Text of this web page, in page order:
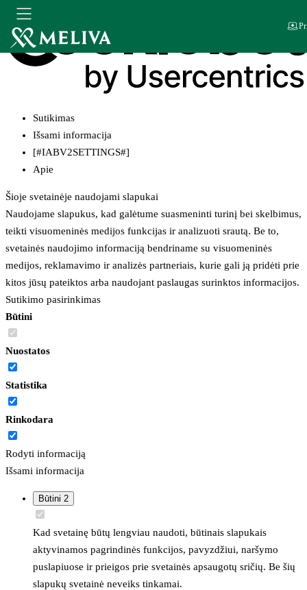
Sutikimas
Išsami informacija
[#IABV2SETTINGS#]
Apie
Šioje svetainėje naudojami slapukai
Naudojame slapukus, kad galėtume suasmeninti turinį bei skelbimus,
teikti visuomeninės medijos funkcijas ir analizuoti srautą. Be to,
svetainės naudojimo informaciją bendriname su visuomeninės
medijos, reklamavimo ir analizės partneriais, kurie gali ją pridėti prie
kitos jūsų pateiktos arba naudojant paslaugas surinktos informacijos.
Sutikimo pasirinkimas
Būtini
Nuostatos
Statistika
Rinkodara
Rodyti informaciją
Išsami informacija
Būtini 2
Kad svetainę būtų lengviau naudoti, būtinais slapukais
aktyvinamos pagrindinės funkcijos, pavyzdžiui, naršymo
puslapiuose ir prieigos prie svetainės apsaugotų sričių. Be šių
slapukų svetainė neveiks tinkamai.